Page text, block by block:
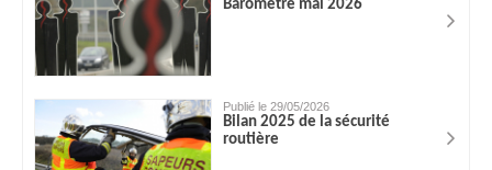
Baromètre mai 2026
Publié le 29/05/2026
Bilan 2025 de la sécurité
routière